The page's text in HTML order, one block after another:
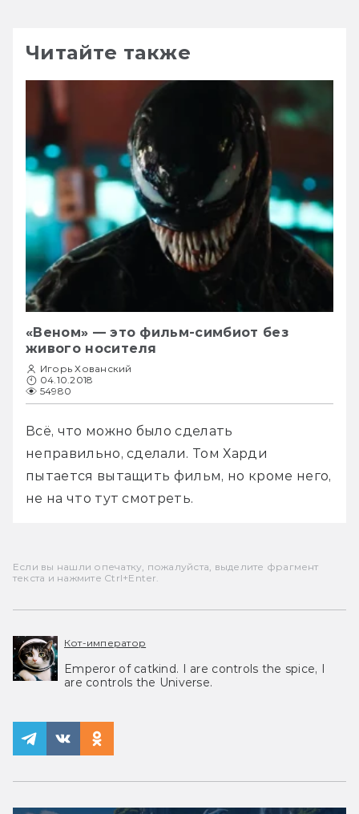
Читайте также
«Веном» — это фильм-симбиот без
живого носителя
Игорь Хованский
04.10.2018
54980
Всё, что можно было сделать
неправильно, сделали. Том Харди
пытается вытащить фильм, но кроме него,
не на что тут смотреть.
Если вы нашли опечатку, пожалуйста, выделите фрагмент
текста и нажмите Ctrl+Enter.
Кот-император
Emperor of catkind. I are controls the spice, I
are controls the Universe.